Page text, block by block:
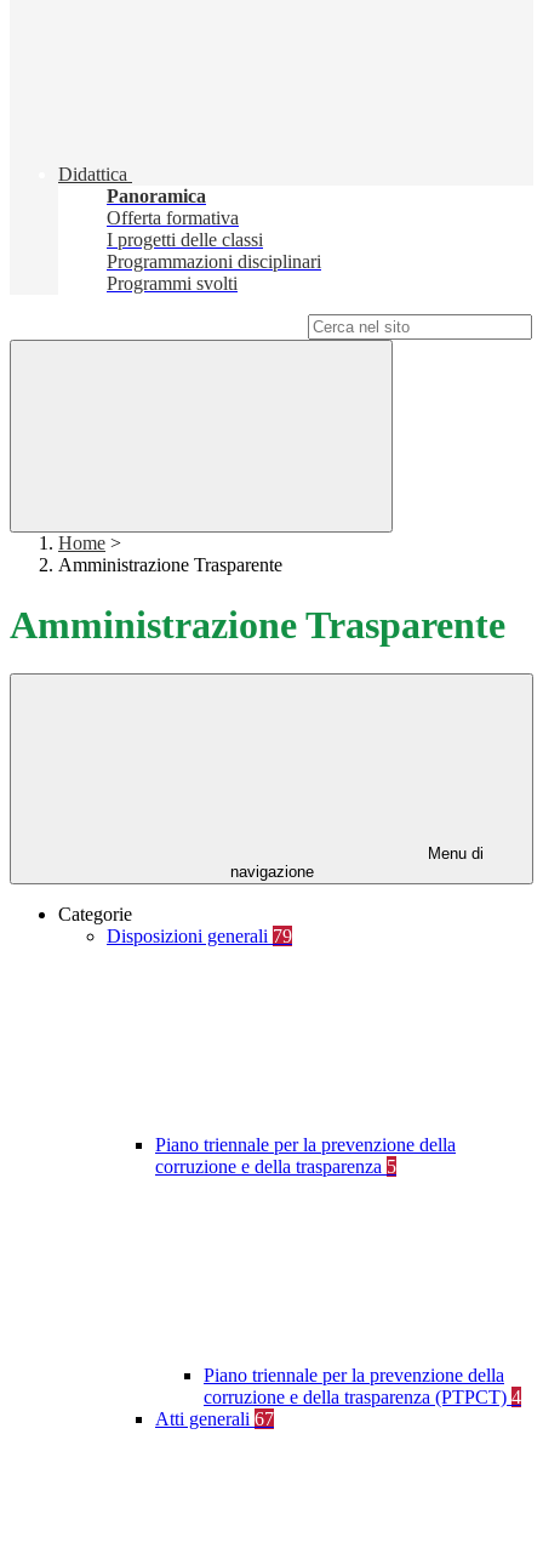
Didattica
Panoramica
Offerta formativa
I progetti delle classi
Programmazioni disciplinari
Programmi svolti
Home >
Amministrazione Trasparente
Amministrazione Trasparente
Menu di
navigazione
Categorie
Disposizioni generali 79
Piano triennale per la prevenzione della
corruzione e della trasparenza 5
Piano triennale per la prevenzione della
corruzione e della trasparenza (PTPCT) 4
Atti generali 67